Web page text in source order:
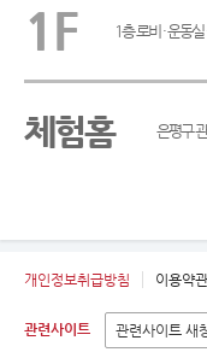
1F 1층 로비 · 운동실
체험홈 은평구
개인정보취급방침 이용약관
관련사이트 관련사이트 새